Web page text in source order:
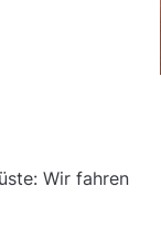
Wir fahren